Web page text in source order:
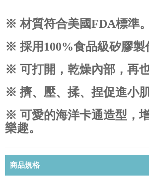
※ 材質符合美國FDA
※ 採用100%食品級矽膠製
※ 可打開，乾燥內部，再
※ 擠、壓、揉、捏促進小肌
※ 可愛的海洋卡通造型，
樂趣。
商品規格